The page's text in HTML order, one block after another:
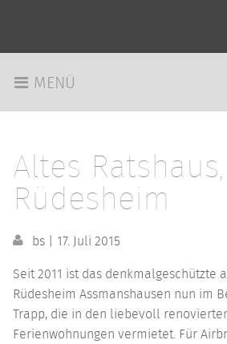
MENÜ
Altes Ratshaus,
Rüdesheim
bs | 17. Juli 2015
Seit 2011 ist das denkmalgeschützte
Rüdesheim Assmanshausen nun im
Trapp, die in den liebevoll
Ferienwohnungen vermietet. Für